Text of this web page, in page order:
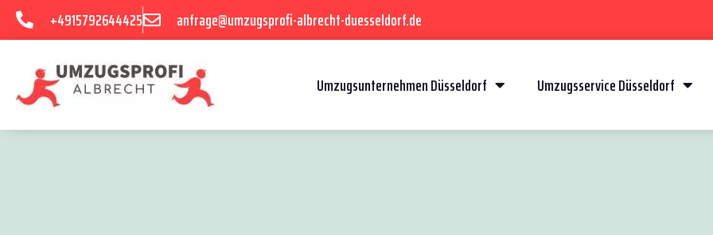
+4915792644425 anfrage@umzugsprofi-albrecht-duesseldorf.de
Umzugsunternehmen Düsseldorf Umzugsservice Düsseldorf